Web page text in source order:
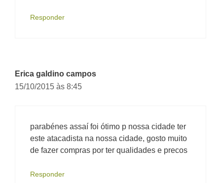
Responder
Erica galdino campos
15/10/2015 às 8:45
parabénes assaí foi ótimo p nossa cidade ter
este atacadista na nossa cidade, gosto muito
de fazer compras por ter qualidades e precos
Responder